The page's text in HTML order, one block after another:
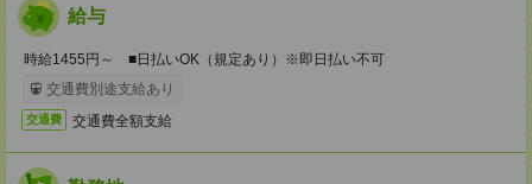
給与
時給1455円～ ■日払いOK（規定あり）※即日払い不可
交通費別途支給あり
交通費 交通費全額支給